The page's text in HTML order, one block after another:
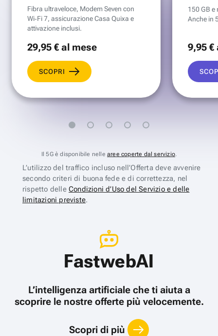
Fibra ultraveloce, Modem Seven con
Wi‑Fi 7, assicurazione Casa Quixa e
attivazione inclusi.
29,95 €al mese
SCOPRI
150 GB e
Anche in
9,95 €
Il 5G è disponibile nelle aree coperte dal servizio.
L’utilizzo del traffico incluso nell’Offerta deve avvenire
secondo criteri di buona fede e di correttezza, nel
rispetto delle Condizioni d’Uso del Servizio e delle
limitazioni previste.
FastwebAI
L’intelligenza artificiale che ti aiuta a
scoprire le nostre offerte più velocemente.
Scopri di più